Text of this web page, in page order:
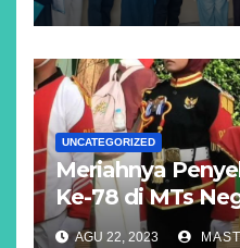
UNCATEGORIZED
Meriahnya
Ke-78 di MTs
AGU 22, 2023